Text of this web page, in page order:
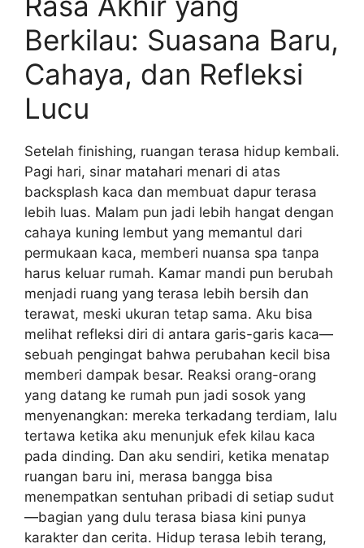
Berkilau: Suasana Baru,
Cahaya, dan Refleksi
Lucu
Setelah finishing, ruangan terasa hidup kembali.
Pagi hari, sinar matahari menari di atas
backsplash kaca dan membuat dapur terasa
lebih luas. Malam pun jadi lebih hangat dengan
cahaya kuning lembut yang memantul dari
permukaan kaca, memberi nuansa spa tanpa
harus keluar rumah. Kamar mandi pun berubah
menjadi ruang yang terasa lebih bersih dan
terawat, meski ukuran tetap sama. Aku bisa
melihat refleksi diri di antara garis-garis kaca—
sebuah pengingat bahwa perubahan kecil bisa
memberi dampak besar. Reaksi orang-orang
yang datang ke rumah pun jadi sosok yang
menyenangkan: mereka terkadang terdiam, lalu
tertawa ketika aku menunjuk efek kilau kaca
pada dinding. Dan aku sendiri, ketika menatap
ruangan baru ini, merasa bangga bisa
menempatkan sentuhan pribadi di setiap sudut
—bagian yang dulu terasa biasa kini punya
karakter dan cerita. Hidup terasa lebih terang,